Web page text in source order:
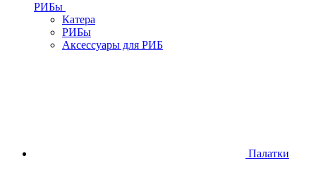
РИБы
Катера
РИБы
Аксессуары для РИБ
Палатки